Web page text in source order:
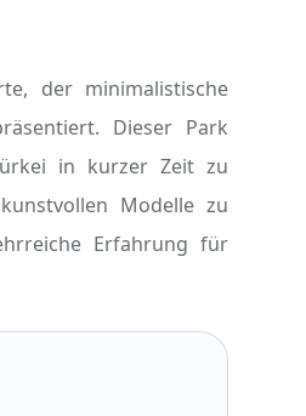
der minimalistische
Dieser Park
in kurzer Zeit zu
Modelle zu
Erfahrung für